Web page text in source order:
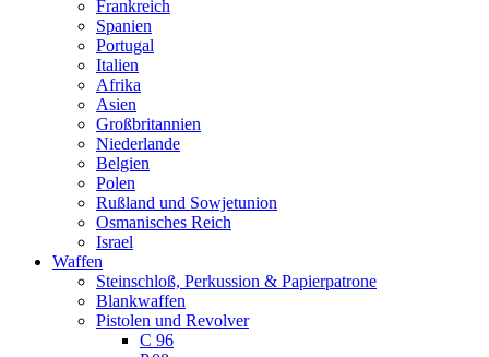
Frankreich
Spanien
Portugal
Italien
Afrika
Asien
Großbritannien
Niederlande
Belgien
Polen
Rußland und Sowjetunion
Osmanisches Reich
Israel
Waffen
Steinschloß, Perkussion & Papierpatrone
Blankwaffen
Pistolen und Revolver
C 96